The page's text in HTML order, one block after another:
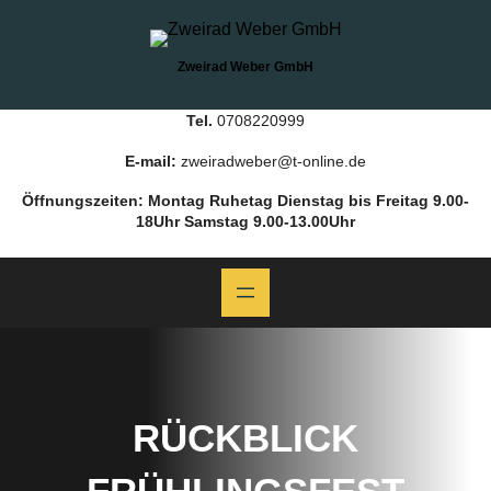
Zweirad Weber GmbH
Tel. 0708220999
E-mail: zweiradweber@t-online.de
Öffnungszeiten: Montag Ruhetag Dienstag bis Freitag 9.00-
18Uhr Samstag 9.00-13.00Uhr
RÜCKBLICK